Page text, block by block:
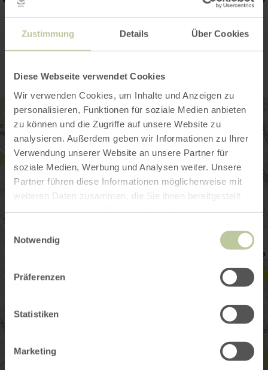
Zustimmung Details Über Cookies
Diese Webseite verwendet Cookies
Wir verwenden Cookies, um Inhalte und Anzeigen zu
personalisieren, Funktionen für soziale Medien anbieten
zu können und die Zugriffe auf unsere Website zu
analysieren. Außerdem geben wir Informationen zu Ihrer
Verwendung unserer Website an unsere Partner für
soziale Medien, Werbung und Analysen weiter. Unsere
Partner führen diese Informationen möglicherweise mit
weiteren Daten zusammen, die Sie ihnen bereitgestellt
Notwendig
Präferenzen
Statistiken
Marketing
Contact